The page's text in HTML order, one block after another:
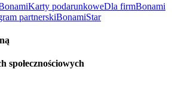
Karty podarunkoweDla firmBonami
partnerskiBonamiStar
społecznościowych